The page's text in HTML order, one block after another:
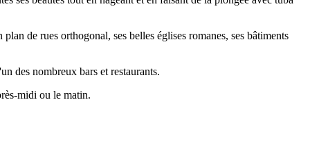
de rues orthogonal, ses belles églises romanes, ses bâtiments
des nombreux bars et restaurants.
midi ou le matin.